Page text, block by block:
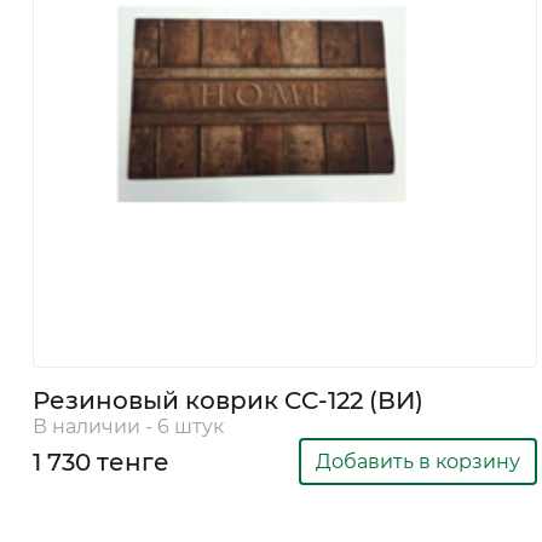
и декор
Бытовая
химия
Бытовая
Экибастуз
Экибастуз
Резиновый коврик CC-122 (ВИ)
В наличии - 6 штук
1 730 тенге Добавить в корзину